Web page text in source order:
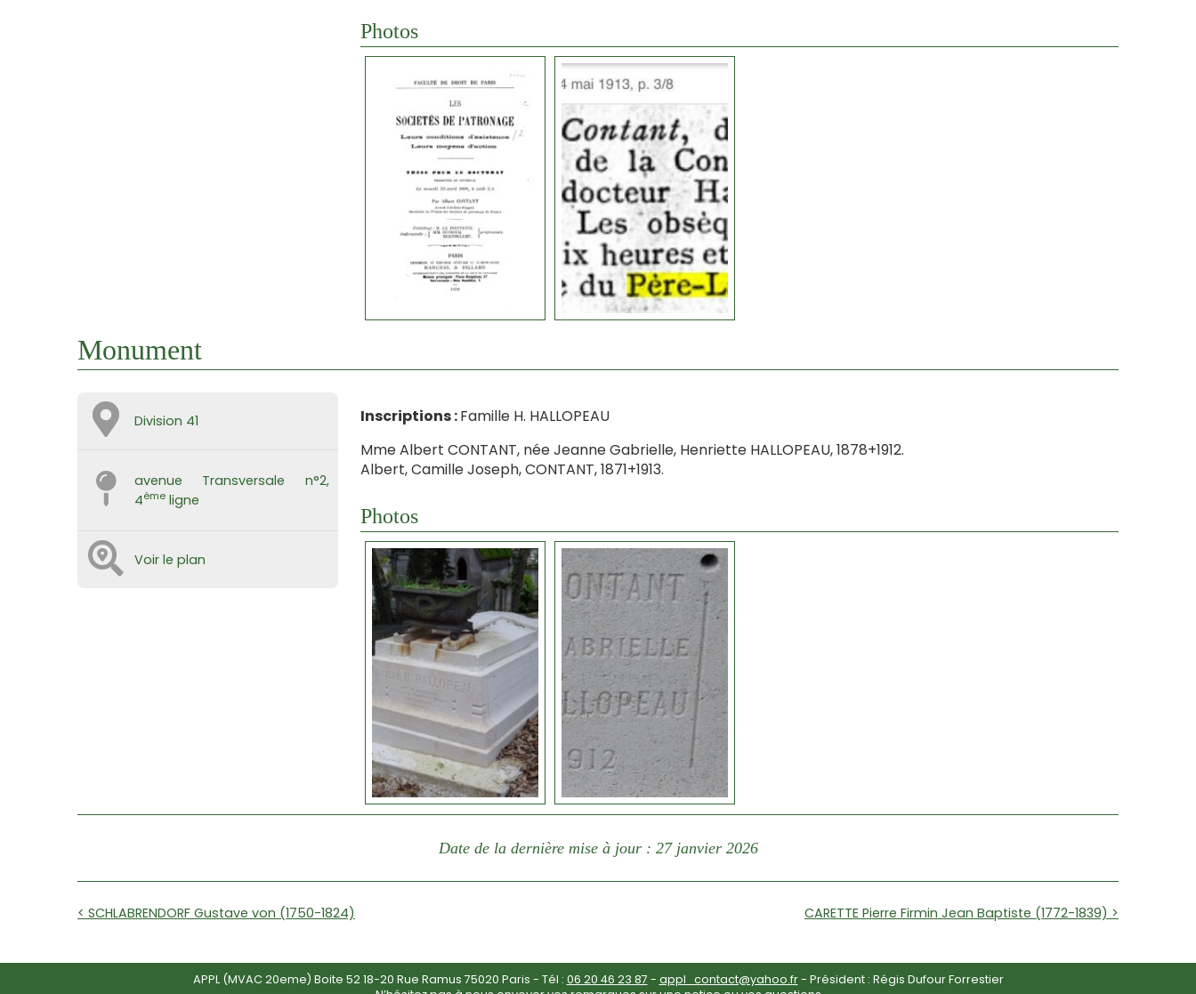
Photos
Monument
Division 41
avenue Transversale n°2,
4ème ligne
Voir le plan
Inscriptions :Famille H. HALLOPEAU
Mme Albert CONTANT, née Jeanne Gabrielle, Henriette HALLOPEAU, 1878+1912.
Albert, Camille Joseph, CONTANT, 1871+1913.
Photos
Date de la dernière mise à jour : 27 janvier 2026
< SCHLABRENDORF Gustave von (1750-1824) CARETTE Pierre Firmin Jean Baptiste (1772-1839) >
APPL (MVAC 20eme) Boite 52 18-20 Rue Ramus 75020 Paris - Tél : 06 20 46 23 87 - appl_contact@yahoo.fr- Président : Régis Dufour Forrestier